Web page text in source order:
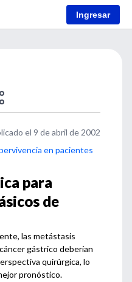
Ingresar
el 9 de abril de 2002
en pacientes
para
de
las metástasis
gástrico deberían
quirúrgica, lo
pronóstico.